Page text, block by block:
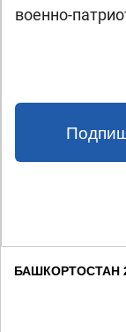
военно-
БАШКОРТОСТАН